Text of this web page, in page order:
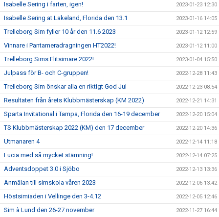
Isabelle Sering i farten, igen! 2023-01-23 12:30
Isabelle Sering at Lakeland, Florida den 13.1 2023-01-16 14:05
Trelleborg Sim fyller 10 år den 11.6 2023 2023-01-12 12:59
Vinnare i Pantameradragningen HT2022! 2023-01-12 11:00
Trelleborg Sims Elitsimare 2022! 2023-01-04 15:50
Julpass för B- och C-gruppen! 2022-12-28 11:43
Trelleborg Sim önskar alla en riktigt God Jul 2022-12-23 08:54
Resultaten från årets Klubbmästerskap (KM 2022) 2022-12-21 14:31
Sparta Invitational i Tampa, Florida den 16-19 december 2022-12-20 15:04
TS Klubbmästerskap 2022 (KM) den 17 december 2022-12-20 14:36
Utmanaren 4 2022-12-14 11:18
Lucia med så mycket stämning! 2022-12-14 07:25
Adventsdoppet 3.0 i Sjöbo 2022-12-13 13:36
Anmälan till simskola våren 2023 2022-12-06 13:42
Höstsimiaden i Vellinge den 3-4.12 2022-12-05 12:46
Sim à Lund den 26-27 november 2022-11-27 16:44